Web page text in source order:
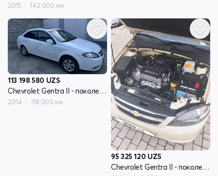
2015 142 000 км
113 198 580 UZS
Chevrolet Gentra II - поколение
2014 118 000 км
95 325 120 UZS
Chevrolet Gentra II - поколение